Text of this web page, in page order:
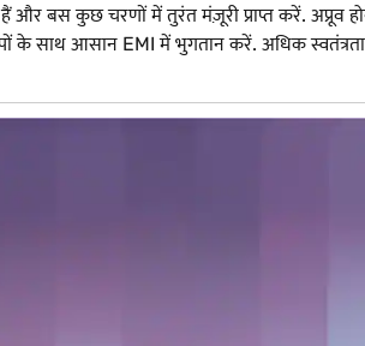
बस कुछ चरणों में तुरंत मंज़ूरी प्राप्त करें. अप्रूव
के साथ आसान EMI में भुगतान करें. अधिक